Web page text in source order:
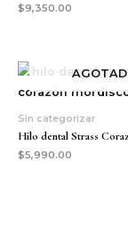
$9,350.00
Sin categorizar
Hilo dental Strass
$5,990.00